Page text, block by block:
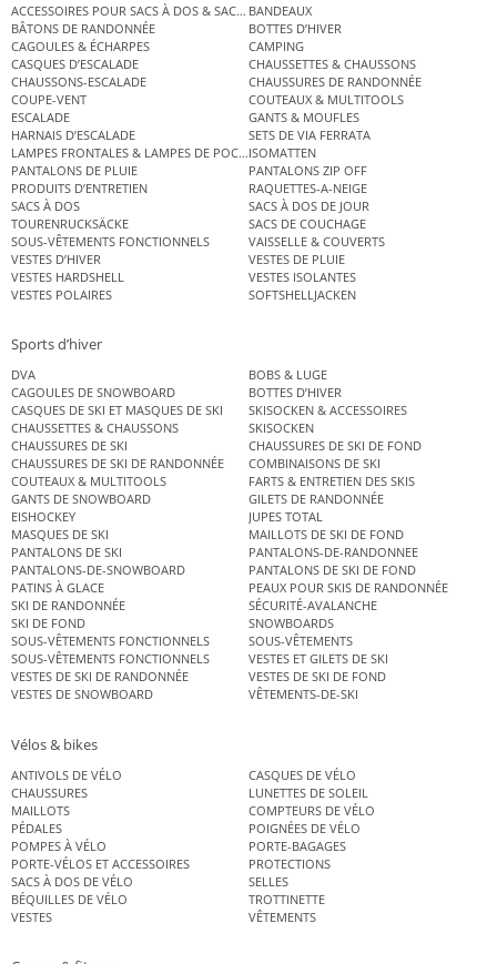
ACCESSOIRES POUR SACS À DOS & SACS ÉTANCHES
BANDEAUX
BÂTONS DE RANDONNÉE
BOTTES D’HIVER
CAGOULES & ÉCHARPES
CAMPING
CASQUES D’ESCALADE
CHAUSSETTES & CHAUSSONS
CHAUSSONS-ESCALADE
CHAUSSURES DE RANDONNÉE
COUPE-VENT
COUTEAUX & MULTITOOLS
ESCALADE
GANTS & MOUFLES
HARNAIS D’ESCALADE
SETS DE VIA FERRATA
LAMPES FRONTALES & LAMPES DE POCHEISOMATTEN
PANTALONS DE PLUIE
PANTALONS ZIP OFF
PRODUITS D’ENTRETIEN
RAQUETTES-A-NEIGE
SACS À DOS
SACS À DOS DE JOUR
TOURENRUCKSÄCKE
SACS DE COUCHAGE
SOUS-VÊTEMENTS FONCTIONNELS
VAISSELLE & COUVERTS
VESTES D’HIVER
VESTES DE PLUIE
VESTES HARDSHELL
VESTES ISOLANTES
VESTES POLAIRES
SOFTSHELLJACKEN
Sports d’hiver
DVA
BOBS & LUGE
CAGOULES DE SNOWBOARD
BOTTES D’HIVER
CASQUES DE SKI ET MASQUES DE SKI
SKISOCKEN & ACCESSOIRES
CHAUSSETTES & CHAUSSONS
SKISOCKEN
CHAUSSURES DE SKI
CHAUSSURES DE SKI DE FOND
CHAUSSURES DE SKI DE RANDONNÉE
COMBINAISONS DE SKI
COUTEAUX & MULTITOOLS
FARTS & ENTRETIEN DES SKIS
GANTS DE SNOWBOARD
GILETS DE RANDONNÉE
EISHOCKEY
JUPES TOTAL
MASQUES DE SKI
MAILLOTS DE SKI DE FOND
PANTALONS DE SKI
PANTALONS-DE-RANDONNEE
PANTALONS-DE-SNOWBOARD
PANTALONS DE SKI DE FOND
PATINS À GLACE
PEAUX POUR SKIS DE RANDONNÉE
SKI DE RANDONNÉE
SÉCURITÉ-AVALANCHE
SKI DE FOND
SNOWBOARDS
SOUS-VÊTEMENTS FONCTIONNELS
SOUS-VÊTEMENTS
SOUS-VÊTEMENTS FONCTIONNELS
VESTES ET GILETS DE SKI
VESTES DE SKI DE RANDONNÉE
VESTES DE SKI DE FOND
VESTES DE SNOWBOARD
VÊTEMENTS-DE-SKI
Vélos & bikes
ANTIVOLS DE VÉLO
CASQUES DE VÉLO
CHAUSSURES
LUNETTES DE SOLEIL
MAILLOTS
COMPTEURS DE VÉLO
PÉDALES
POIGNÉES DE VÉLO
POMPES À VÉLO
PORTE-BAGAGES
PORTE-VÉLOS ET ACCESSOIRES
PROTECTIONS
SACS À DOS DE VÉLO
SELLES
BÉQUILLES DE VÉLO
TROTTINETTE
VESTES
VÊTEMENTS